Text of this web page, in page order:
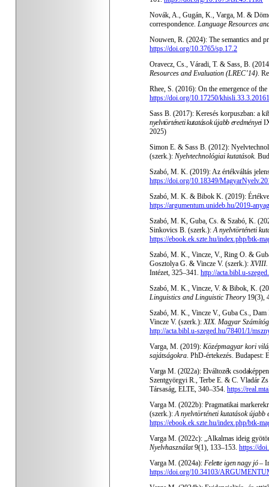
Novák, A., Gugán, K., Varga, M. &
correspondence. Language Resources
Nouwen, R. (2024): The semantics and
https://doi.org/10.3765/sp.17.2
Oravecz, Cs., Váradi, T. & Sass, B.
Resources and Evaluation (LREC’14).
Rhee, S. (2016): On the emergence of
https://doi.org/10.17250/
Sass B. (2017): Keresés korpuszban: a
nyelvtörténeti kutatások újabb eredményei I
2025)
Simon E. & Sass B. (2012):
(szerk.): Nyelvtechnológiai kutatások.
Szabó, M. K. (2019): Az értékváltás
https://doi.org/10.18349/
Szabó, M. K. & Bibok K. (2019):
https://argumentum.unideb.hu/2019-
Szabó, M. K, Guba, Cs. & Szabó, K.
Sinkovics B. (szerk.):A nyelvtörténeti
https://ebook.ek.szte.hu/index.php/btk-
Szabó, M. K., Vincze, V., Ring O. &
Gosztolya G. & Vincze V. (szerk.):XVIII.
Intézet, 325–341. http://acta.bibl.u-
Szabó, M. K., Vincze, V. & Bibok, K.
Linguistics and Linguistic Theory19(3),
Szabó, M. K., Vincze V., Guba Cs.,
Vincze V. (szerk.):XIX. Magyar
http://acta.bibl.u-szeged.hu/78401/1/
Varga, M. (2019): Középmagyar kori
sajátságokra. PhD-értekezés. Budapest:
Varga M. (2022a): Elváltozék
Szentgyörgyi R., Terbe E. & C. Vladár
Társaság, ELTE, 340–354. https://
Varga M. (2022b): Pragmatikai
(szerk.):A nyelvtörténeti kutatások újabb
https://ebook.ek.szte.hu/index.php/btk-
Varga M. (2022c): „Alkalmas ideig
Nyelvhasználat9(1), 133–153. https://
Varga M. (2024a): Felette igen nagy jó–
https://doi.org/10.34103/